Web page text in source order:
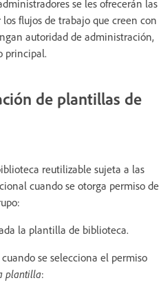
se les ofrecerán las
flujos de trabajo que creen con
autoridad de administración,
principal.
de plantillas de
reutilizable sujeta a las
cuando se otorga permiso de
la plantilla de biblioteca.
se selecciona el permiso
plantilla: